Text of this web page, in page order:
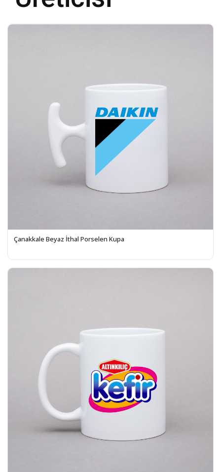
Çanakkale Beyaz İthal Porselen Kupa